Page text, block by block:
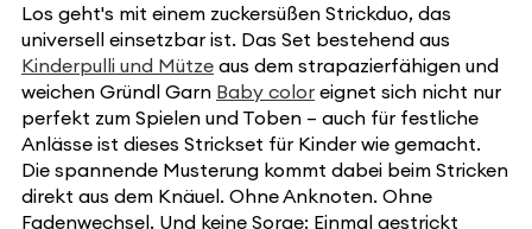
Los geht's mit einem zuckersüßen Strickduo, das
universell einsetzbar ist. Das Set bestehend aus
Kinderpulli und Mütze aus dem strapazierfähigen und
weichen Gründl Garn Baby color eignet sich nicht nur
perfekt zum Spielen und Toben – auch für festliche
Anlässe ist dieses Strickset für Kinder wie gemacht.
Die spannende Musterung kommt dabei beim Stricken
direkt aus dem Knäuel. Ohne Anknoten. Ohne
Fadenwechsel. Und keine Sorge: Einmal gestrickt